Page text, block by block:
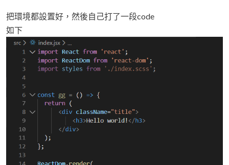
把環境都設置好，然後自己打了一段code
如下